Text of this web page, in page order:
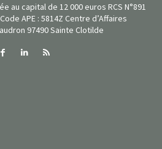
au capital de 12 000 euros RCS N°891
APE : 5814Z Centre d’Affaires
97490 Sainte Clotilde